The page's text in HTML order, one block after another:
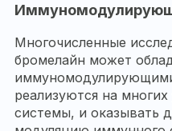
Многочисленные
бромелайн может
реализуются на
системы, и оказывать